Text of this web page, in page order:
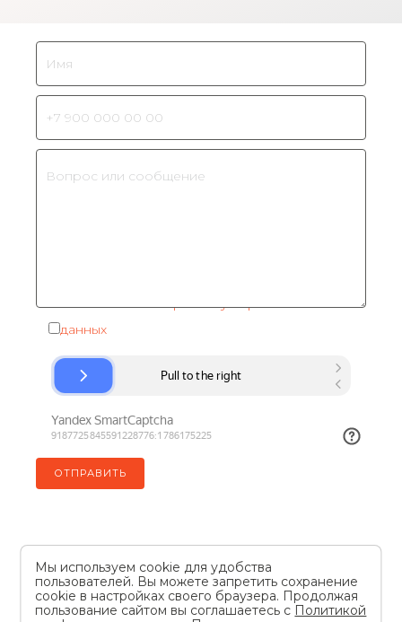
Я согласен наобработку персональных
данных
© 2026 год. Все права защищены
Условия пользования сайтом|Политика конфиденциальности
Мы используем cookie для удобства
пользователей. Вы можете запретить сохранение
cookie в настройках своего браузера. Продолжая
пользование сайтом вы соглашаетесь с Политикой